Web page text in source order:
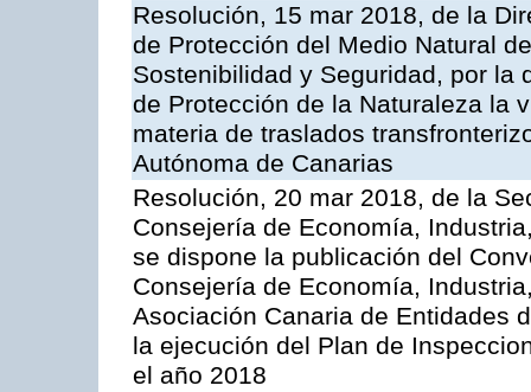
Resolución, 15 mar 2018, de la
de Protección del Medio Natural
Sostenibilidad y Seguridad, por la
de Protección de la Naturaleza la
materia de traslados
Autónoma de Canarias
Resolución, 20 mar 2018, de la
Consejería de Economía,
se dispone la publicación del
Consejería de Economía,
Asociación Canaria de Entidades
la ejecución del Plan de
el año 2018